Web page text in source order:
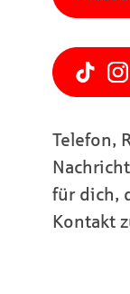
Telefon,
für dich,
Kontakt